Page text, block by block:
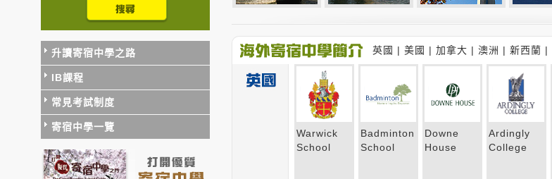
升讀寄宿中學之路
IB課程
常見考試制度
寄宿中學一覽
英國 | 美國 | 加拿大 | 澳洲 | 新西蘭 |
Warwick
School
Badminton
School
Downe
House
Ardingly
College